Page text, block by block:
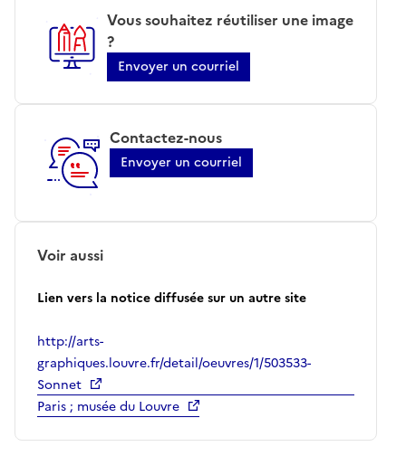
Vous souhaitez réutiliser une image
?
Envoyer un courriel
Contactez-nous
Envoyer un courriel
Voir aussi
Lien vers la notice diffusée sur un autre site
http://arts-
graphiques.louvre.fr/detail/oeuvres/1/503533-
Sonnet
Paris ; musée du Louvre